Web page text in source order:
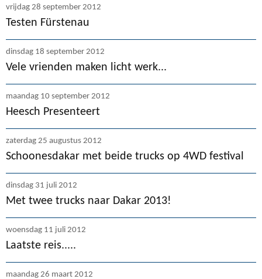
vrijdag 28 september 2012
Testen Fürstenau
dinsdag 18 september 2012
Vele vrienden maken licht werk...
maandag 10 september 2012
Heesch Presenteert
zaterdag 25 augustus 2012
Schoonesdakar met beide trucks op 4WD festival
dinsdag 31 juli 2012
Met twee trucks naar Dakar 2013!
woensdag 11 juli 2012
Laatste reis.....
maandag 26 maart 2012